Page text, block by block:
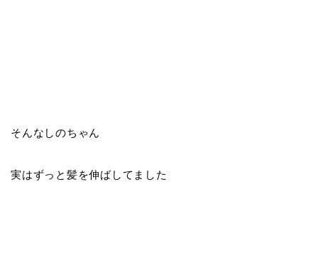
そんなしのちゃん
実はずっと髪を伸ばしてました